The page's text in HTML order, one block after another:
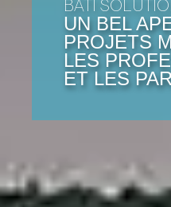
BATI
UN BEL
PROJETS
LES
ET LES